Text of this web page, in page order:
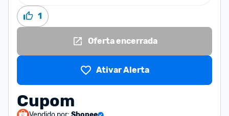
1
Oferta encerrada
Ativar Alerta
Cupom